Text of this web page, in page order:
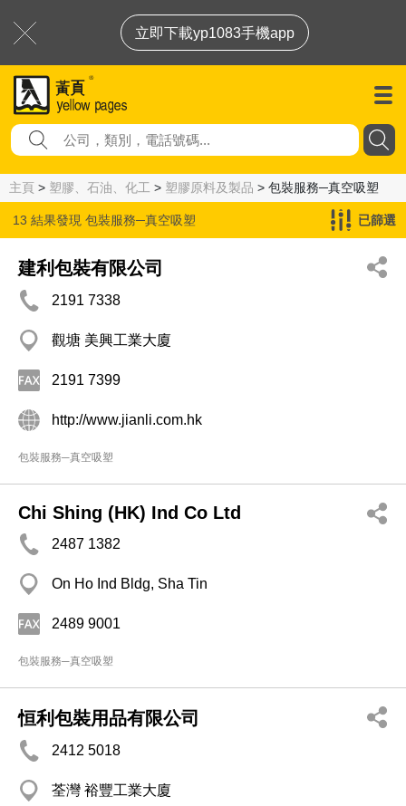
立即下載yp1083手機app
主頁 > 塑膠、石油、化工 > 塑膠原料及製品 > 包裝服務─真空吸塑
13 結果發現 包裝服務─真空吸塑 已篩選
建利包裝有限公司
2191 7338
觀塘 美興工業大廈
2191 7399
http://www.jianli.com.hk
包裝服務─真空吸塑
Chi Shing (HK) Ind Co Ltd
2487 1382
On Ho Ind Bldg, Sha Tin
2489 9001
包裝服務─真空吸塑
恒利包裝用品有限公司
2412 5018
荃灣 裕豐工業大廈